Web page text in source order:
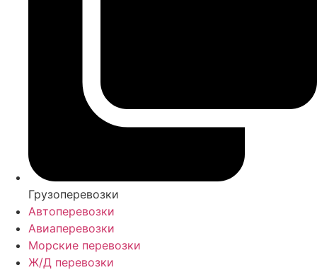
Грузоперевозки
Автоперевозки
Авиаперевозки
Морские перевозки
Ж/Д перевозки